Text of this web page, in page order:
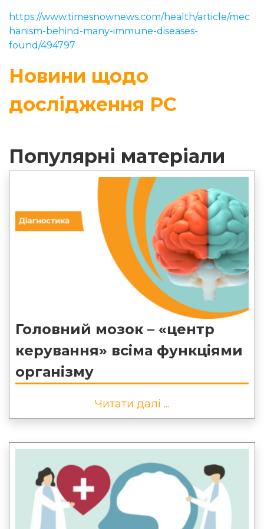
https://www.timesnownews.com/health/article/mec
hanism-behind-many-immune-diseases-
found/494797
Новини щодо
дослідження РС
Популярні матеріали
Головний мозок – «центр
керування» всіма функціями
організму
Читати далі ...